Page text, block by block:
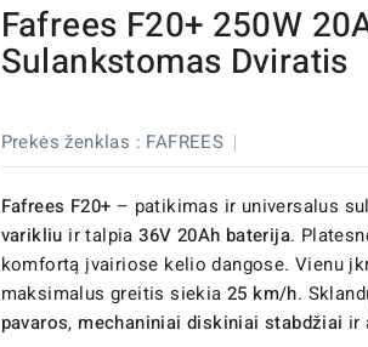
Fafrees F20+ 250W
Sulankstomas Dviratis
Prekės ženklas : FAFREES
Fafrees F20+ – patikimas ir universalus
varikliu ir talpia36V 20Ah baterija.
komfortą įvairiose kelio dangose. Vienu
maksimalus greitis siekia 25 km/h.
pavaros, mechaniniai diskiniai stabdžiai ir